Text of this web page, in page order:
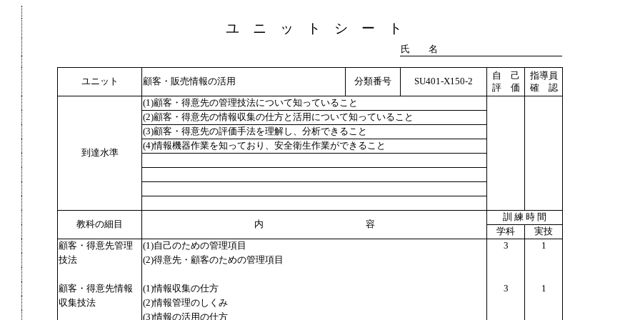
ユ ニ ッ ト シ ー ト
氏 名
ユニット 顧客・販売情報の活用 分類番号 SU401-X150-2
自 己
評 価
指導員
確 認
到達水準
(1)顧客・得意先の管理技法について知っていること
(2)顧客・得意先の情報収集の仕方と活用について知っていること
(3)顧客・得意先の評価手法を理解し、分析できること
(4)情報機器作業を知っており、安全衛生作業ができること
教科の細目 内 容
訓 練 時 間
学科
実技
顧客・得意先管理
(1)自己のための管理項目 3
1
技法
(2)得意先・顧客のための管理項目
顧客・得意先情報 (1)情報収集の仕方 3
1
収集技法
(2)情報管理のしくみ
(3)情報の活用の仕方